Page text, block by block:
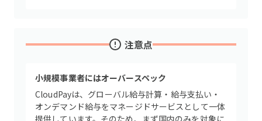
注意点
小規模事業者にはオーバースペック
CloudPayは、グローバル給与計算・給与支払い・
オンデマンド給与をマネージドサービスとして一体
提供しています。そのため、まず国内のみを対象に